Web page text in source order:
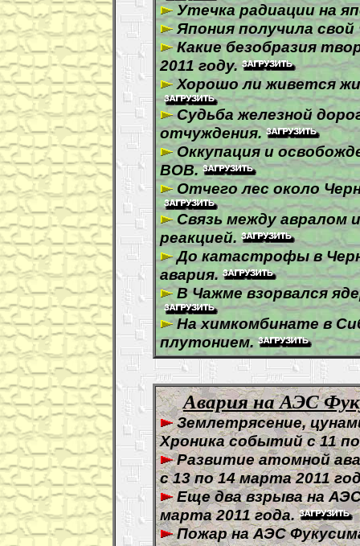
Утечка радиации на
Япония получила
Какие безобразия
2011 году.
Хорошо ли живется
Судьба железной
отчуждения.
Оккупация и
ВОВ.
Отчего лес около
Связь между авралом
реакцией.
До катастрофы в
авария.
В Чажме взорвался
На химкомбинате в
плутонием.
Авария на АЭС
Землетрясение,
Хроника событий с 11
Развитие атомной
с 13 по 14 марта 2011
Еще два взрыва на
марта 2011 года.
Пожар на АЭС